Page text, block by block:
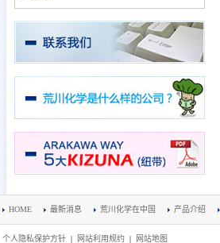
HOME 最新消息 荒川化学在中国 产品介绍
个人隐私保护方针 | 网站利用规约 | 网站地图